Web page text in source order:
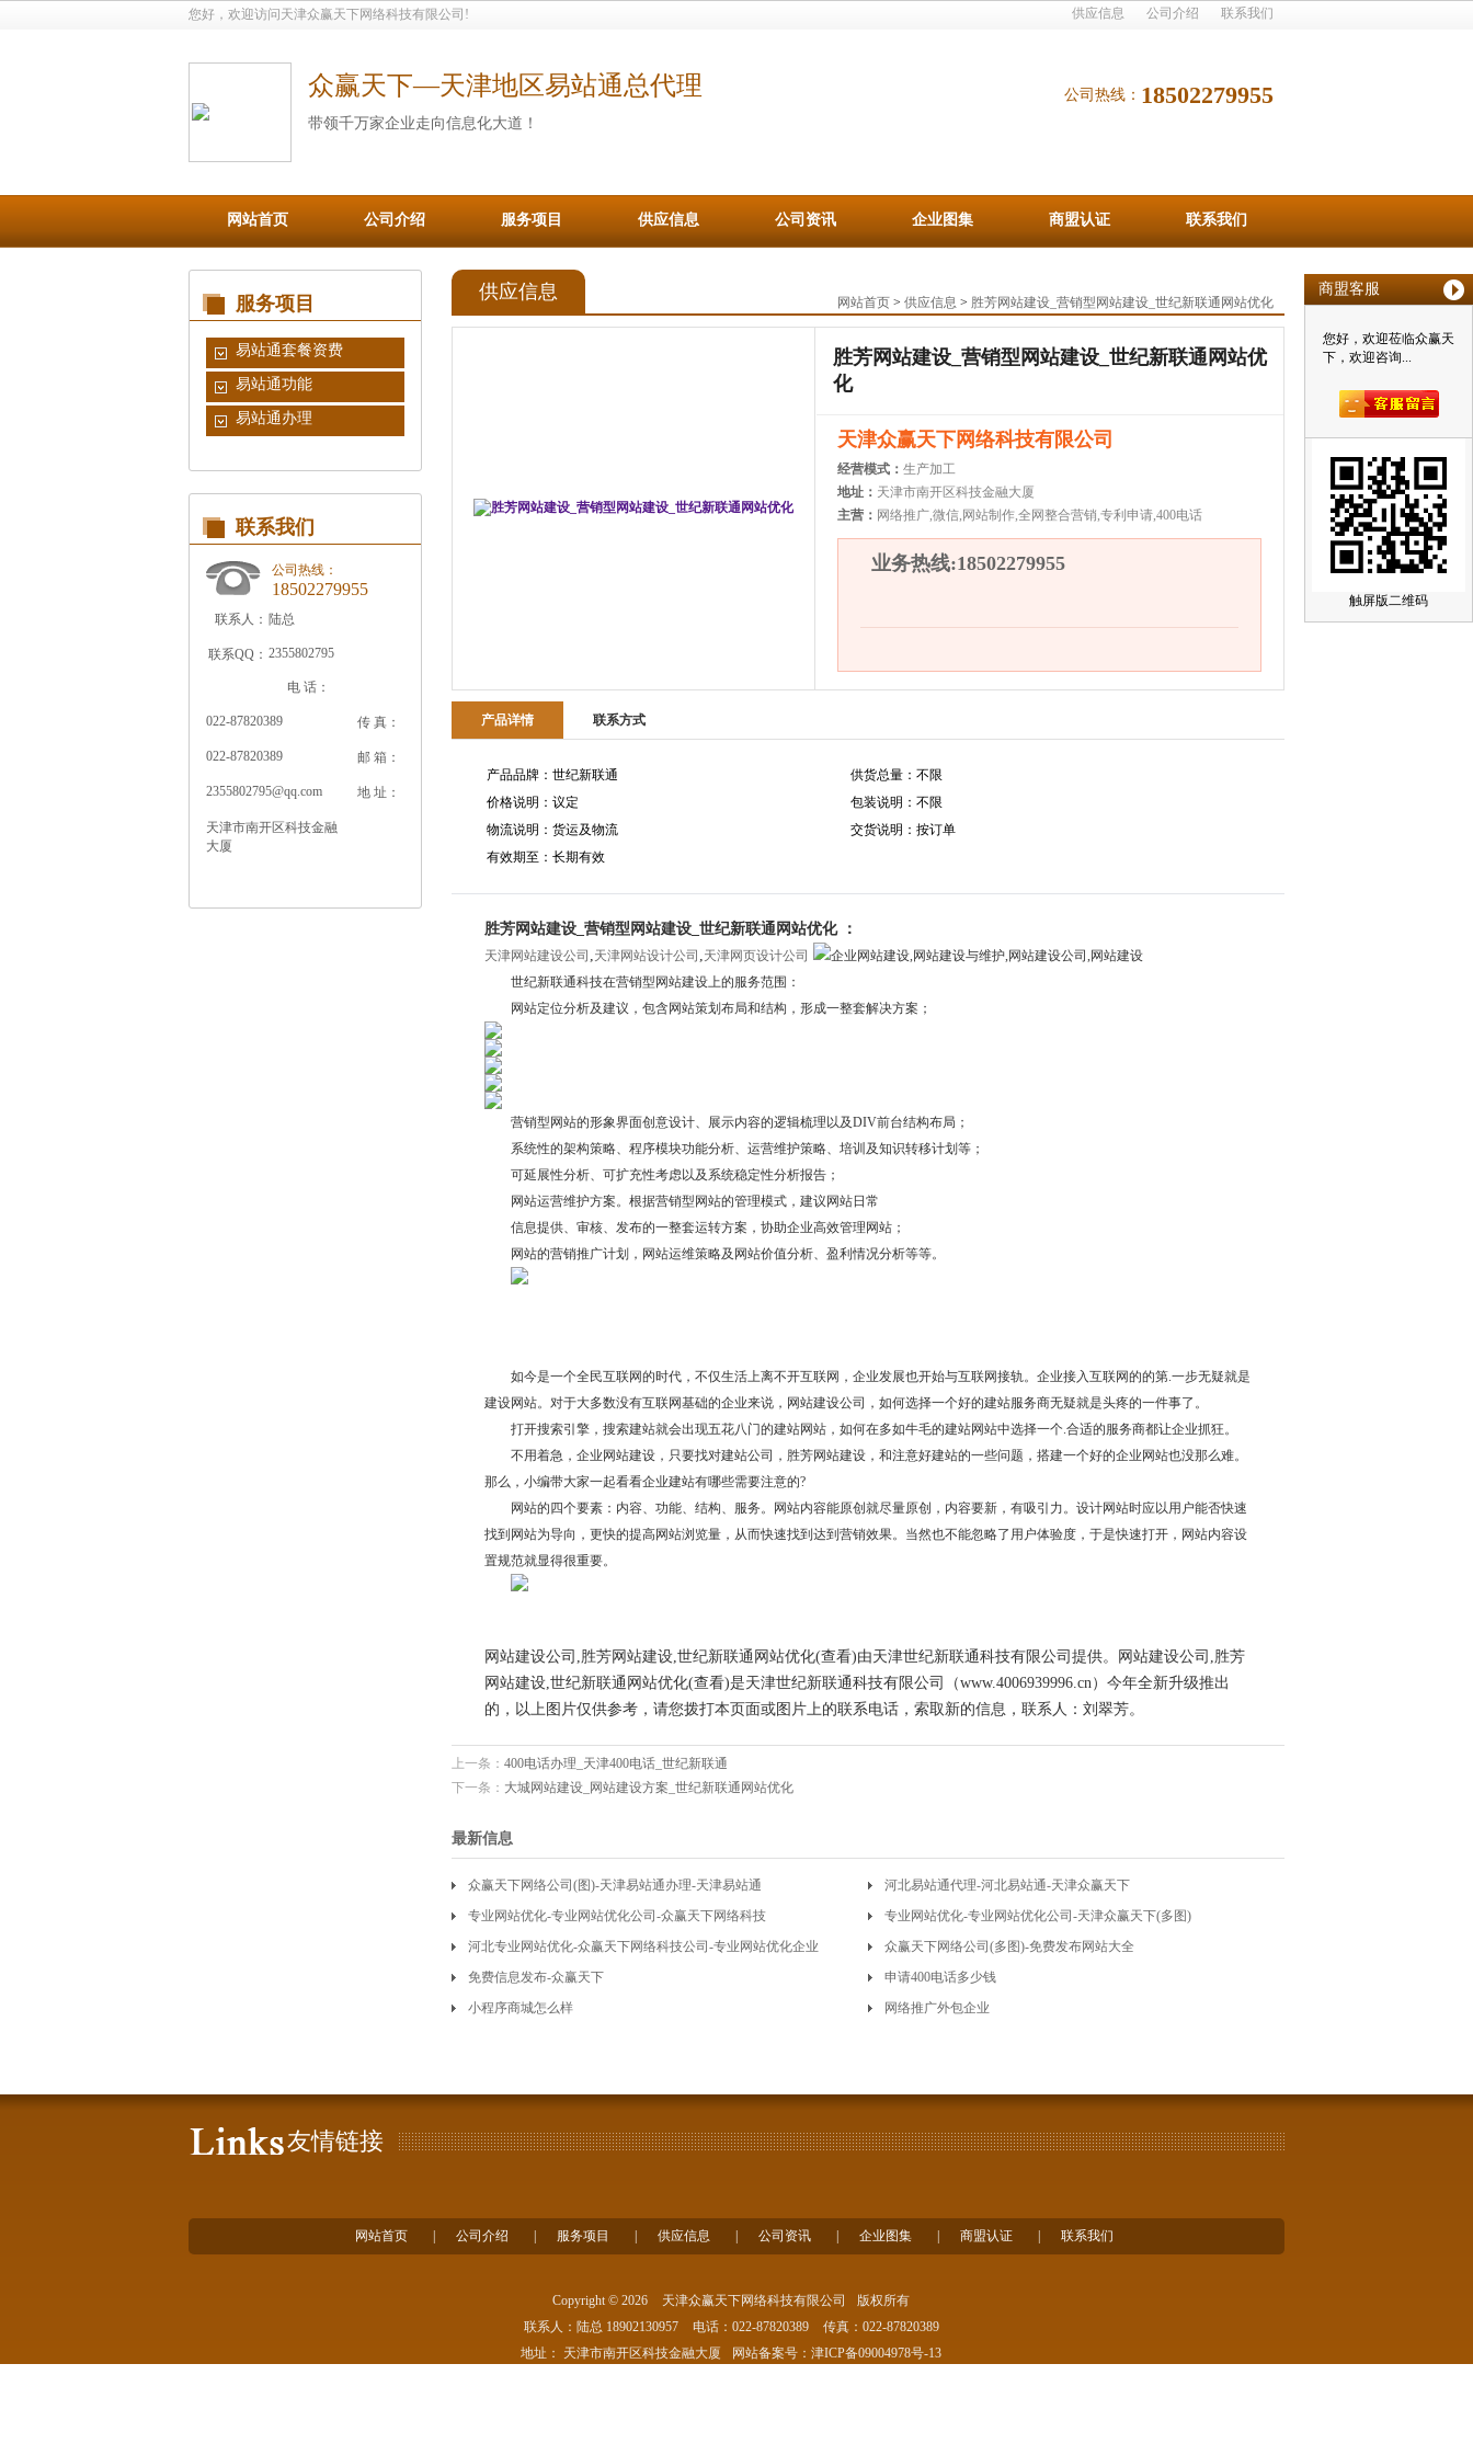
商盟客服
您好，欢迎莅临众赢天
下，欢迎咨询...
触屏版二维码
您好，欢迎访问天津众赢天下网络科技有限公司! 供应信息 公司介绍 联系我们
众赢天下—天津地区易站通总代理
带领千万家企业走向信息化大道！
公司热线： 18502279955
网站首页 公司介绍 服务项目 供应信息 公司资讯 企业图集 商盟认证 联系我们
服务项目
易站通套餐资费
易站通功能
易站通办理
联系我们
公司热线：
18502279955
联系人： 陆总
联系QQ： 2355802795
电 话：
022-87820389 传 真：
022-87820389 邮 箱：
2355802795@qq.com 地 址：
天津市南开区科技金融
大厦
网站首页 > 供应信息 > 胜芳网站建设_营销型网站建设_世纪新联通网站优化
供应信息
胜芳网站建设_营销型网站建设_世纪新联通网站优
化
天津众赢天下网络科技有限公司
经营模式： 生产加工
地址： 天津市南开区科技金融大厦
主营： 网络推广,微信,网站制作,全网整合营销,专利申请,400电话
业务热线:18502279955
产品详情 联系方式
产品品牌：世纪新联通
供货总量：不限
价格说明：议定
包装说明：不限
物流说明：货运及物流
交货说明：按订单
有效期至：长期有效
胜芳网站建设_营销型网站建设_世纪新联通网站优化 ：
天津网站建设公司 ,天津网站设计公司 ,天津网页设计公司
世纪新联通科技在营销型网站建设上的服务范围：
网站定位分析及建议，包含网站策划布局和结构，形成一整套解决方案；
营销型网站的形象界面创意设计、展示内容的逻辑梳理以及DIV前台结构布局；
系统性的架构策略、程序模块功能分析、运营维护策略、培训及知识转移计划等；
可延展性分析、可扩充性考虑以及系统稳定性分析报告；
网站运营维护方案。根据营销型网站的管理模式，建议网站日常
信息提供、审核、发布的一整套运转方案，协助企业高效管理网站；
网站的营销推广计划，网站运维策略及网站价值分析、盈利情况分析等等。
如今是一个全民互联网的时代，不仅生活上离不开互联网，企业发展也开始与互联网接轨。企业接入互联网的的第.一步无疑就是
建设网站。对于大多数没有互联网基础的企业来说，网站建设公司，如何选择一个好的建站服务商无疑就是头疼的一件事了。
打开搜索引擎，搜索建站就会出现五花八门的建站网站，如何在多如牛毛的建站网站中选择一个.合适的服务商都让企业抓狂。
不用着急，企业网站建设，只要找对建站公司，胜芳网站建设，和注意好建站的一些问题，搭建一个好的企业网站也没那么难。
那么，小编带大家一起看看企业建站有哪些需要注意的?
网站的四个要素：内容、功能、结构、服务。网站内容能原创就尽量原创，内容要新，有吸引力。设计网站时应以用户能否快速
找到网站为导向，更快的提高网站浏览量，从而快速找到达到营销效果。当然也不能忽略了用户体验度，于是快速打开，网站内容设
置规范就显得很重要。
网站建设公司,胜芳网站建设,世纪新联通网站优化(查看)由天津世纪新联通科技有限公司提供。网站建设公司,胜芳
网站建设,世纪新联通网站优化(查看)是天津世纪新联通科技有限公司（www.4006939996.cn）今年全新升级推出
的，以上图片仅供参考，请您拨打本页面或图片上的联系电话，索取新的信息，联系人：刘翠芳。
上一条： 400电话办理_天津400电话_世纪新联通
下一条： 大城网站建设_网站建设方案_世纪新联通网站优化
最新信息
众赢天下网络公司(图)-天津易站通办理-天津易站通
河北易站通代理-河北易站通-天津众赢天下
专业网站优化-专业网站优化公司-众赢天下网络科技
专业网站优化-专业网站优化公司-天津众赢天下(多图)
河北专业网站优化-众赢天下网络科技公司-专业网站优化企业
众赢天下网络公司(多图)-免费发布网站大全
免费信息发布-众赢天下
申请400电话多少钱
小程序商城怎么样
网络推广外包企业
友情链接
网站首页 公司介绍 服务项目 供应信息 公司资讯 企业图集 商盟认证 联系我们
Copyright © 2026 天津众赢天下网络科技有限公司
版权所有
联系人：陆总 18902130957
电话：022-87820389
传真：022-87820389
地址： 天津市南开区科技金融大厦
网站备案号： 津ICP备09004978号-13